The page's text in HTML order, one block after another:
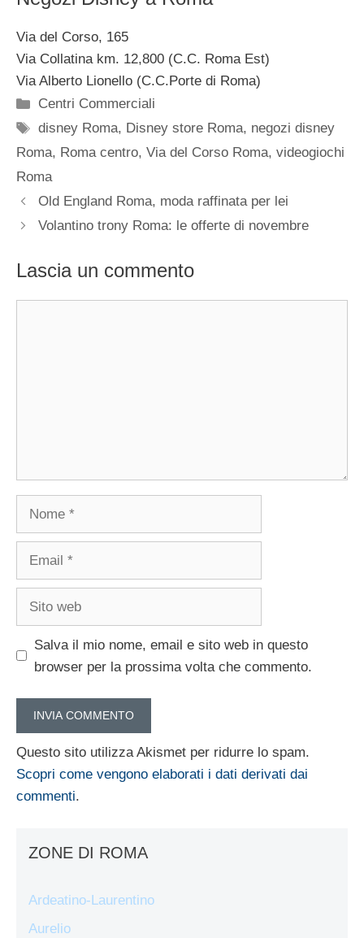
Via del Corso, 165
Via Collatina km. 12,800 (C.C. Roma Est)
Via Alberto Lionello (C.C.Porte di Roma)
Categorie
Centri Commerciali
Tag
disney Roma, Disney store Roma, negozi disney
Roma, Roma centro, Via del Corso Roma, videogiochi
Roma
Old England Roma, moda raffinata per lei
Volantino trony Roma: le offerte di novembre
Lascia un commento
Nome
Email
Sito
Salva il mio nome, email e sito web in questo
browser per la prossima volta che commento.
Questo sito utilizza Akismet per ridurre lo spam.
Scopri come vengono elaborati i dati derivati dai
commenti.
ZONE DI ROMA
Ardeatino-Laurentino
Aurelio